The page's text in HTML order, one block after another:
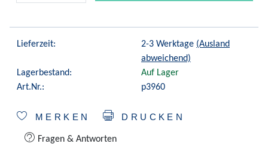
Lieferzeit: 2-3 Werktage (Ausland
abweichend)
Lagerbestand:
Auf Lager
Art.Nr.:
p3960
MERKEN DRUCKEN
Fragen & Antworten